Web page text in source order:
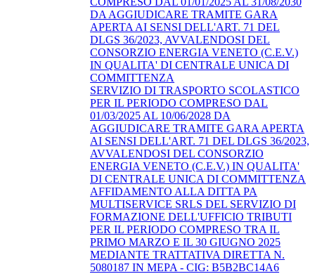
DA AGGIUDICARE TRAMITE GARA
APERTA AI SENSI DELL'ART. 71 DEL
DLGS 36/2023, AVVALENDOSI DEL
CONSORZIO ENERGIA VENETO (C.E.V.)
IN QUALITA' DI CENTRALE UNICA DI
COMMITTENZA
SERVIZIO DI TRASPORTO SCOLASTICO
PER IL PERIODO COMPRESO DAL
01/03/2025 AL 10/06/2028 DA
AGGIUDICARE TRAMITE GARA APERTA
AI SENSI DELL'ART. 71 DEL DLGS 36/2023,
AVVALENDOSI DEL CONSORZIO
ENERGIA VENETO (C.E.V.) IN QUALITA'
DI CENTRALE UNICA DI COMMITTENZA
AFFIDAMENTO ALLA DITTA PA
MULTISERVICE SRLS DEL SERVIZIO DI
FORMAZIONE DELL'UFFICIO TRIBUTI
PER IL PERIODO COMPRESO TRA IL
PRIMO MARZO E IL 30 GIUGNO 2025
MEDIANTE TRATTATIVA DIRETTA N.
5080187 IN MEPA - CIG: B5B2BC14A6